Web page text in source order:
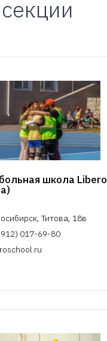
школа Libero
Титова, 18в
017-69-80